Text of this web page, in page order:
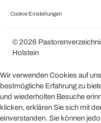
Cookie Einstellungen
© 2026
Holstein
Wir verwenden Cookies auf
bestmögliche Erfahrung zu
und wiederholten Besuche
klicken, erklären Sie sich mit
einverstanden. Sie können